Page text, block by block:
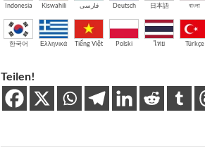
Indonesia Kiswahili فارسی Deutsch 日本語 বাংলা
한국어 Ελληνικά Tiếng Việt Polski ไทย Türkçe
Teilen!